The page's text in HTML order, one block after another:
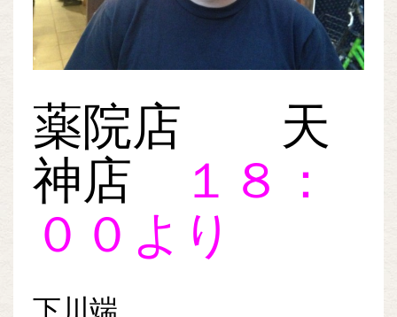
薬院店 天
神店 １８：
００より
下川端